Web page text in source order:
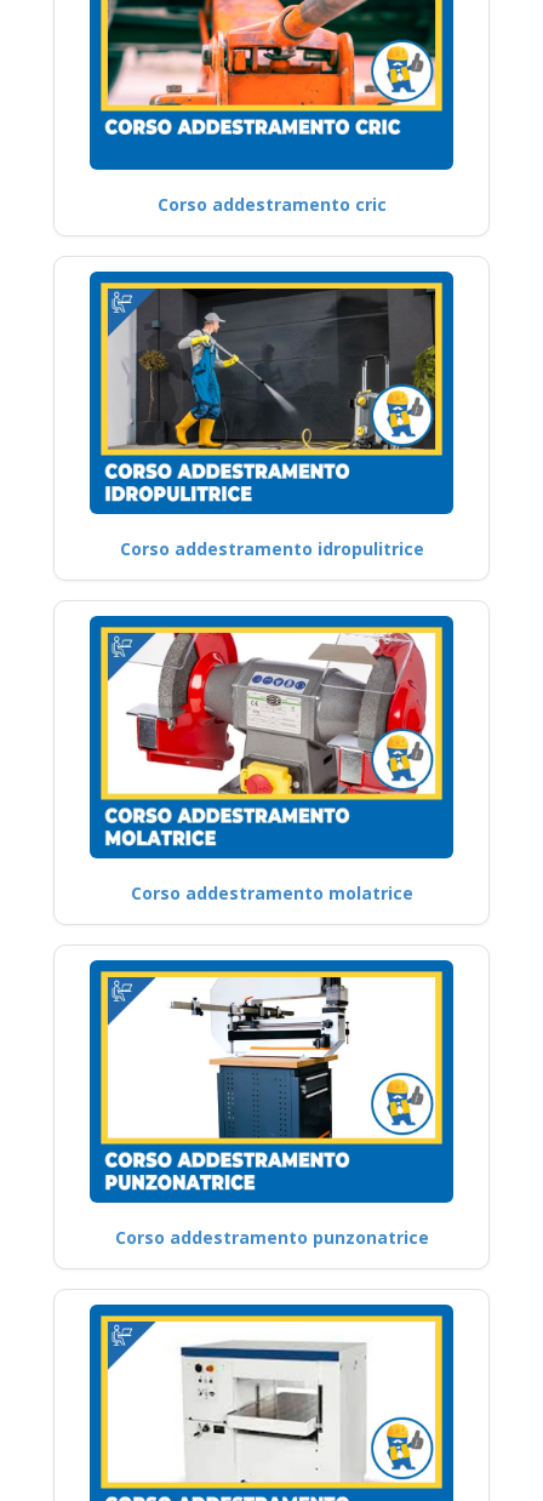
Corso addestramento cric
Corso addestramento idropulitrice
Corso addestramento molatrice
Corso addestramento punzonatrice